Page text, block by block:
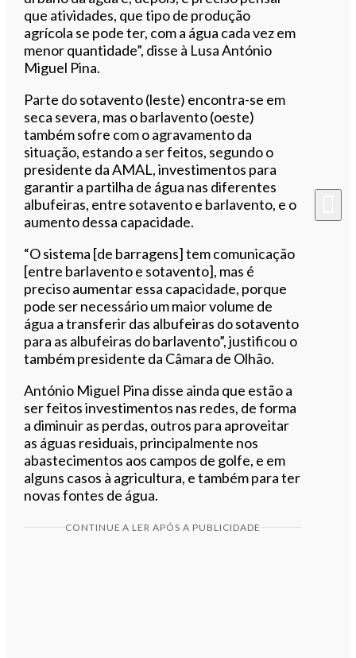
que atividades, que tipo de produção
agrícola se pode ter, com a água cada vez em
menor quantidade”, disse à Lusa António
Miguel Pina.
Parte do sotavento (leste) encontra-se em
seca severa, mas o barlavento (oeste)
também sofre com o agravamento da
situação, estando a ser feitos, segundo o
presidente da AMAL, investimentos para
garantir a partilha de água nas diferentes
albufeiras, entre sotavento e barlavento, e o
aumento dessa capacidade.
“O sistema [de barragens] tem comunicação
[entre barlavento e sotavento], mas é
preciso aumentar essa capacidade, porque
pode ser necessário um maior volume de
água a transferir das albufeiras do sotavento
para as albufeiras do barlavento”, justificou o
também presidente da Câmara de Olhão.
António Miguel Pina disse ainda que estão a
ser feitos investimentos nas redes, de forma
a diminuir as perdas, outros para aproveitar
as águas residuais, principalmente nos
abastecimentos aos campos de golfe, e em
alguns casos à agricultura, e também para ter
novas fontes de água.
CONTINUE A LER APÓS A PUBLICIDADE